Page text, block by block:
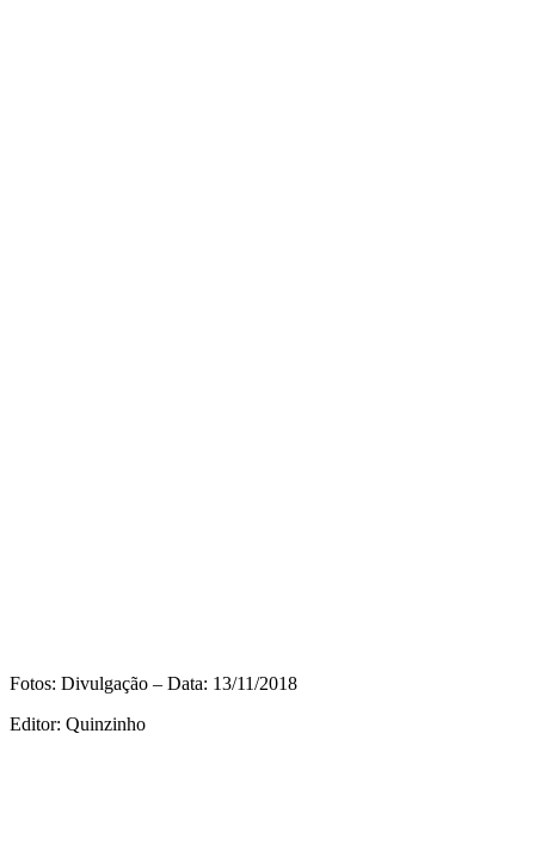
Fotos: Divulgação – Data: 13/11/2018
Editor: Quinzinho